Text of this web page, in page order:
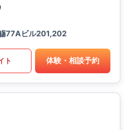
77Aビル201,202
ト 体験・相談予約